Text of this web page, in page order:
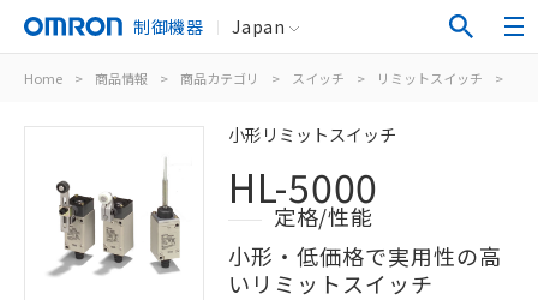
制御機器 Japan
Home > 商品情報 > 商品カテゴリ > スイッチ > リミットスイッチ >
小形リミットスイッチ
HL-5000
定格/性能
小形・低価格で実用性の高
いリミットスイッチ